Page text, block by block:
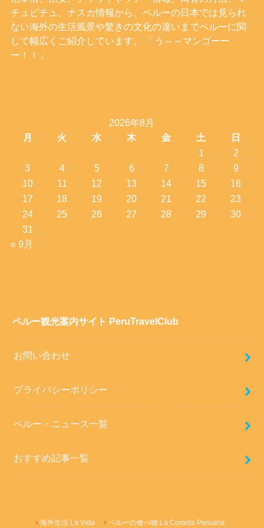
チュピチュ、ナスカ情報から、ペルーの日本では見られ
ない海外の生活風景や驚きの文化の違いまでペルーに関
して幅広くご紹介しています。 「う～～マンゴーー
ー！！」
2026年8月
月
火 水 木 金 土
日
1
2
3
4 5 6 7 8
9
10
11 12 13 14 15
16
17
18 19 20 21 22
23
24
25 26 27 28 29
30
31
« 9月
ペルー観光案内サイト PeruTravelClub
お問い合わせ
プライバシーポリシー
ペルー・ニュース一覧
おすすめ記事一覧
海外生活 La Vida ペルーの食べ物 La Comida Peruana